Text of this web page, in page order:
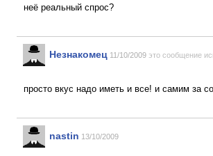
неё реальный спрос?
Незнакомец 11/10/2009 это сообщение
просто вкус надо иметь и все! и самим за
nastin 13/10/2009